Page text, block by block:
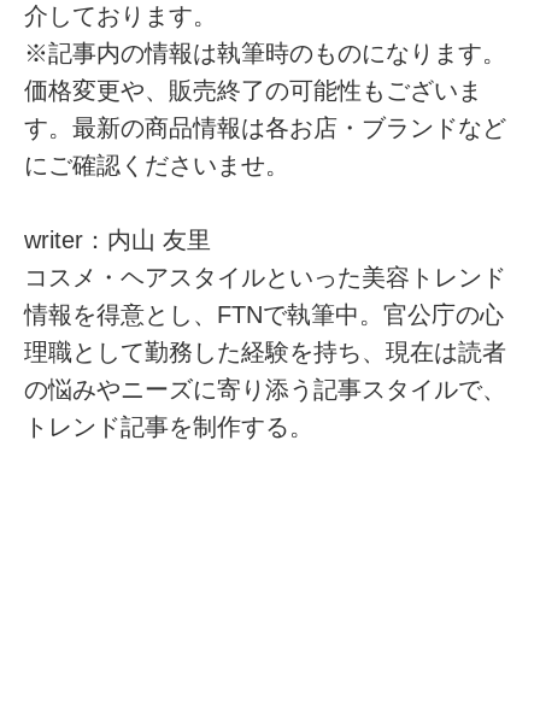
介しております。
※記事内の情報は執筆時のものになります。
価格変更や、販売終了の可能性もございま
す。最新の商品情報は各お店・ブランドなど
にご確認くださいませ。
writer：内山 友里
コスメ・ヘアスタイルといった美容トレンド
情報を得意とし、FTNで執筆中。官公庁の心
理職として勤務した経験を持ち、現在は読者
の悩みやニーズに寄り添う記事スタイルで、
トレンド記事を制作する。